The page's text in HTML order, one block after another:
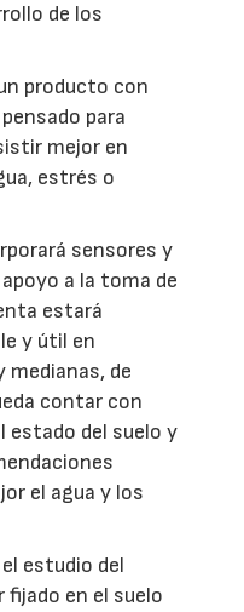
de los
producto con
para
mejor en
estrés o
sensores y
a la toma de
estará
y útil en
medianas, de
contar con
estado del suelo y
el agua y los
estudio del
fijado en el suelo